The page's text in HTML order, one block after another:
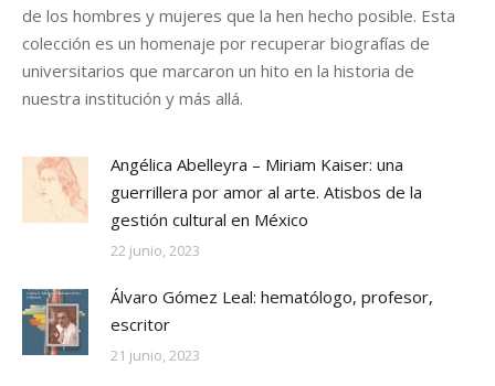
de los hombres y mujeres que la hen hecho posible. Esta
colección es un homenaje por recuperar biografías de
universitarios que marcaron un hito en la historia de
nuestra institución y más allá.
Angélica Abelleyra – Miriam Kaiser: una
guerrillera por amor al arte. Atisbos de la
gestión cultural en México
22 junio, 2023
Álvaro Gómez Leal: hematólogo, profesor,
escritor
21 junio, 2023